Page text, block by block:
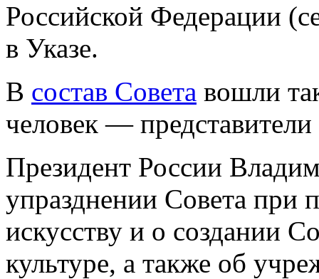
Российской Федерации
в Указе.
В состав Совета вошли
человек —
Президент России
упразднении Совета при
искусству и о создании
культуре, а также об